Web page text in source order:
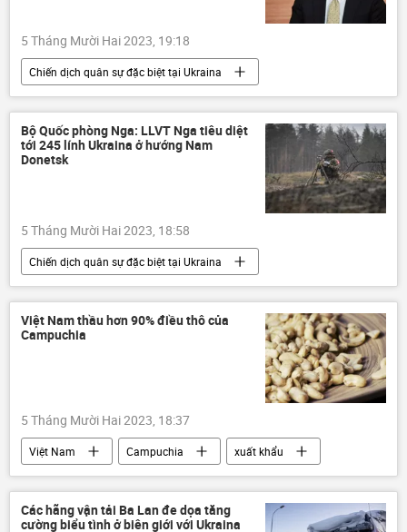
5 Tháng Mười Hai 2023, 19:18
Chiến dịch quân sự đặc biệt tại Ukraina
Điện Kremlin
Cuộc khủng hoảng ở Ukraina
Ukraina
Nga
xung đột quân sự
Thế giới
đàm phán
Bộ Quốc phòng Nga: LLVT Nga tiêu diệt
tới 245 lính Ukraina ở hướng Nam
Donetsk
5 Tháng Mười Hai 2023, 18:58
Chiến dịch quân sự đặc biệt tại Ukraina
Bộ Quốc phòng Nga
Nga
Cuộc khủng hoảng ở Ukraina
Ukraina
Thế giới
Việt Nam thầu hơn 90% điều thô của
Campuchia
5 Tháng Mười Hai 2023, 18:37
Việt Nam Campuchia
xuất khẩu
hạt điều
Kinh tế
Các hãng vận tải Ba Lan đe dọa tăng
cường biểu tình ở biên giới với Ukraina